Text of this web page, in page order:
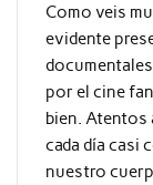
Como veis
evidente
por el cine
bien. Atentos
cada día casi
nuestro